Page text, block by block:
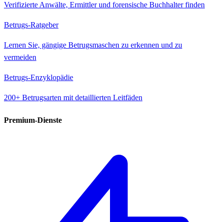
Verifizierte Anwälte, Ermittler und forensische Buchhalter finden
Betrugs-Ratgeber
Lernen Sie, gängige Betrugsmaschen zu erkennen und zu
vermeiden
Betrugs-Enzyklopädie
200+ Betrugsarten mit detaillierten Leitfäden
Premium-Dienste